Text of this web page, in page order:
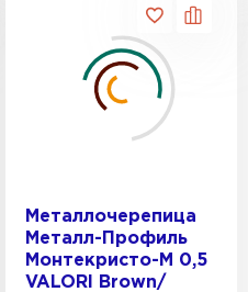
Металлочерепица
Металл-Профиль
Монтекристо-M 0,5
VALORI Brown/